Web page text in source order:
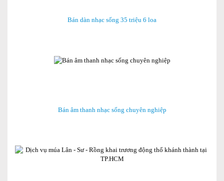
Bán dàn nhạc sống 35 triệu 6 loa
Bán âm thanh nhạc sống chuyên nghiệp